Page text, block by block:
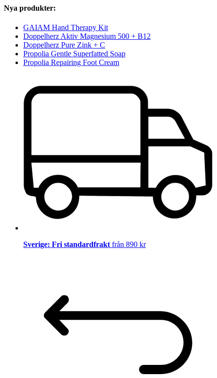
Nya produkter:
GAIAM Hand Therapy Kit
Doppelherz Aktiv Magnesium 500 + B12
Doppelherz Pure Zink + C
Propolia Gentle Superfatted Soap
Propolia Repairing Foot Cream
Sverige: Fri standardfrakt från 890 kr